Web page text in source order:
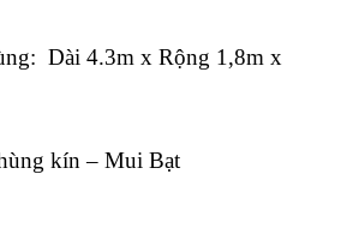
Dài 4.3m x Rộng 1,8m x
kín – Mui Bạt